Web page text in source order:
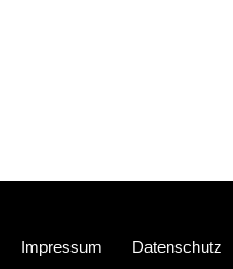
Impressum Datenschutz